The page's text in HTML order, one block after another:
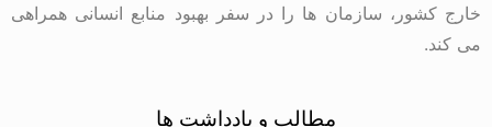
خارج کشور، سازمان ها را در سفر بهبود منابع انسانی همراهی
می کند.
مطالب و یادداشت ها